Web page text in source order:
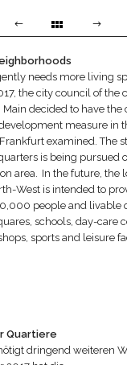
needs more living
the city council of the
decided to have the
measure in
examined. The
is being pursued
area. In the future, the
West is intended to
people and livable
schools, day-care
sports and leisure
Quartiere
dringend weiteren